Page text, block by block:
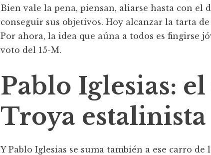
Bien vale la pena, piensan, aliarse hasta con el
conseguir sus objetivos. Hoy alcanzar la tarta
Por ahora, la idea que aúna a todos es fingirse
voto del 15-M.
Pablo Iglesias:
Troya estalinista
Y Pablo Iglesias se suma también a ese carro